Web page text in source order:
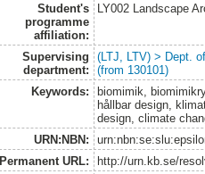
Student's
programme
affiliation:
LY002 Landscape
Supervising
department:
(LTJ, LTV) > Dept.
(from 130101)
Keywords:
biomimik,
hållbar design,
design, climate
URN:NBN:
Permanent URL:
http://urn.kb.se/